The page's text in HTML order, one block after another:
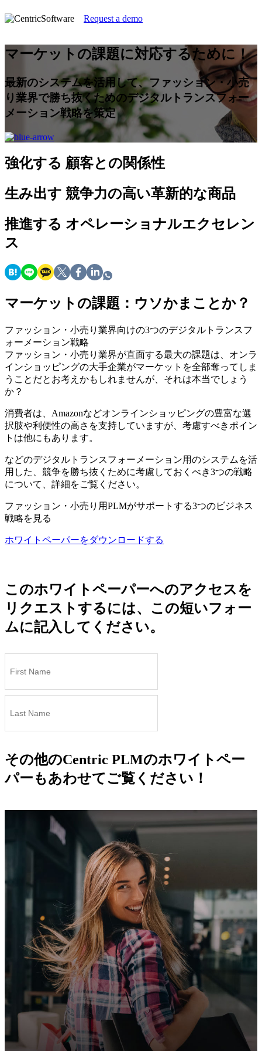
Request a demo
マーケットの課題に対応するために！
最新のシステムを活用して、ファッション・小売
り業界で勝ち抜くためのデジタルトランスフォー
メーション戦略を策定
強化する 顧客との関係性
生み出す 競争力の高い革新的な商品
推進する オペレーショナルエクセレン
ス
マーケットの課題：ウソかまことか？
ファッション・小売り業界向けの3つのデジタルトランスフ
ォーメーション戦略
ファッション・小売り業界が直面する最大の課題は、オンラ
インショッピングの大手企業がマーケットを全部奪ってしま
うことだとお考えかもしれませんが、それは本当でしょう
か？
消費者は、Amazonなどオンラインショッピングの豊富な選
択肢や利便性の高さを支持していますが、考慮すべきポイン
トは他にもあります。
などのデジタルトランスフォーメーション用のシステムを活
用した、競争を勝ち抜くために考慮しておくべき3つの戦略
について、詳細をご覧ください。
ファッション・小売り用PLMがサポートする3つのビジネス
戦略を見る
ホワイトペーパーをダウンロードする
このホワイトペーパーへのアクセスを
リクエストするには、この短いフォー
ムに記入してください。
その他のCentric PLMのホワイトペー
パーもあわせてご覧ください！